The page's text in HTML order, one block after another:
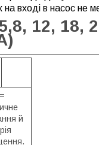
на вході в насос не
12, 18,
=
й